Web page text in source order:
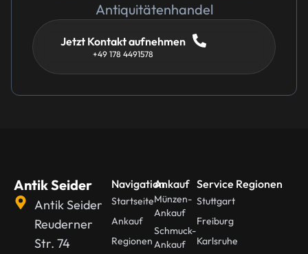
Antiquitätenhandel
Jetzt Kontakt aufnehmen
+49 178 4491578
Antik Seider
Antik Seider
Reuderner
Str. 74
Navigation
Startseite
Ankauf
Regionen
Ankauf
Münzen-
Ankauf
Schmuck-
Ankauf
Service Regionen
Stuttgart
Freiburg
Karlsruhe